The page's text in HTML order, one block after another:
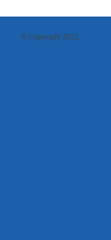
© Copyright 2011